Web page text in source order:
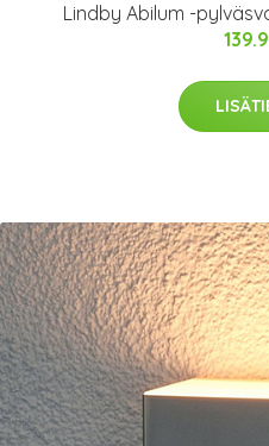
Lindby Abilum -